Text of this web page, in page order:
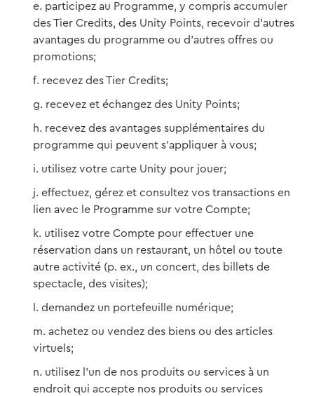
participez au Programme, y compris accumuler
des Tier Credits, des Unity Points, recevoir d’autres
avantages du programme ou d’autres offres ou
promotions;
recevez des Tier Credits;
recevez et échangez des Unity Points;
recevez des avantages supplémentaires du
programme qui peuvent s’appliquer à vous;
utilisez votre carte Unity pour jouer;
effectuez, gérez et consultez vos transactions en
lien avec le Programme sur votre Compte;
utilisez votre Compte pour effectuer une
réservation dans un restaurant, un hôtel ou toute
autre activité (p. ex., un concert, des billets de
spectacle, des visites);
demandez un portefeuille numérique;
achetez ou vendez des biens ou des articles
virtuels;
utilisez l’un de nos produits ou services à un
endroit qui accepte nos produits ou services